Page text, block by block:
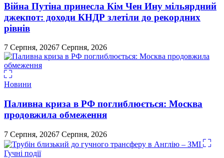
Війна Путіна принесла Кім Чен Ину мільярдний
джекпот: доходи КНДР злетіли до рекордних
рівнів
7 Серпня, 20267 Серпня, 2026
Новини
Паливна криза в РФ поглиблюється: Москва
продовжила обмеження
7 Серпня, 20267 Серпня, 2026
Гучні події